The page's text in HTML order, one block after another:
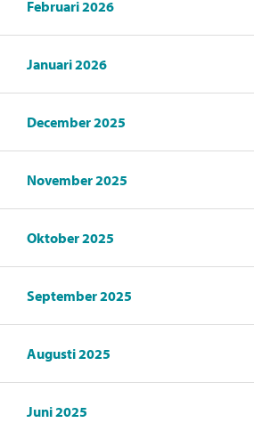
Februari 2026
Januari 2026
December 2025
November 2025
Oktober 2025
September 2025
Augusti 2025
Juni 2025